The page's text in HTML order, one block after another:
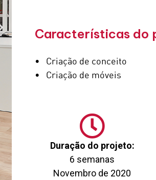
Características do
• Criação de conceito
• Criação de móveis
Duração do projeto:
6 semanas
Novembro de 2020